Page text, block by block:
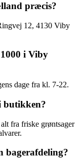
præcis?
12, 4130 Viby
i Viby
dage fra kl. 7-22.
butikken?
fra friske grøntsager
bagerafdeling?